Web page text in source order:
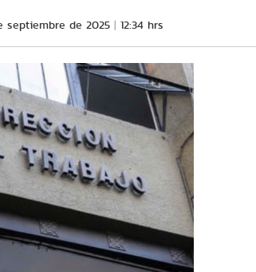
septiembre de 2025 12:34 hrs